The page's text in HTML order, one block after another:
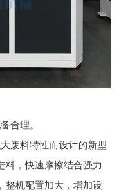
合理。
废料特性而设计的新型
料，快速摩擦结合强力
整机配置加大，增加设